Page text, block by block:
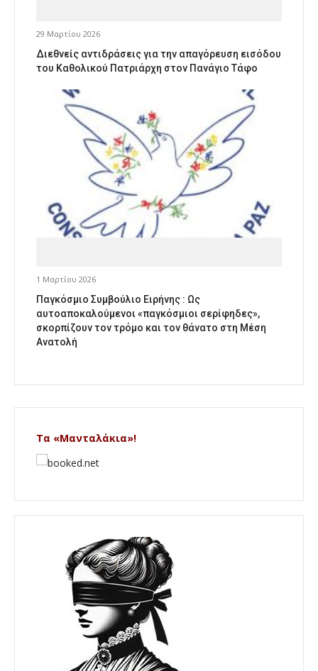
29 Μαρτίου 2026
Διεθνείς αντιδράσεις για την απαγόρευση εισόδου
του Καθολικού Πατριάρχη στον Πανάγιο Τάφο
1 Μαρτίου 2026
Παγκόσμιο Συμβούλιο Ειρήνης : Ως
αυτοαποκαλούμενοι «παγκόσμιοι σερίφηδες»,
σκορπίζουν τον τρόμο και τον θάνατο στη Μέση
Ανατολή
Τα «Μανταλάκια»!